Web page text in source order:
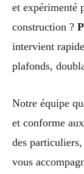
et expérimenté
construction ?
intervient
plafonds,
Notre équipe
et conforme
des
vous